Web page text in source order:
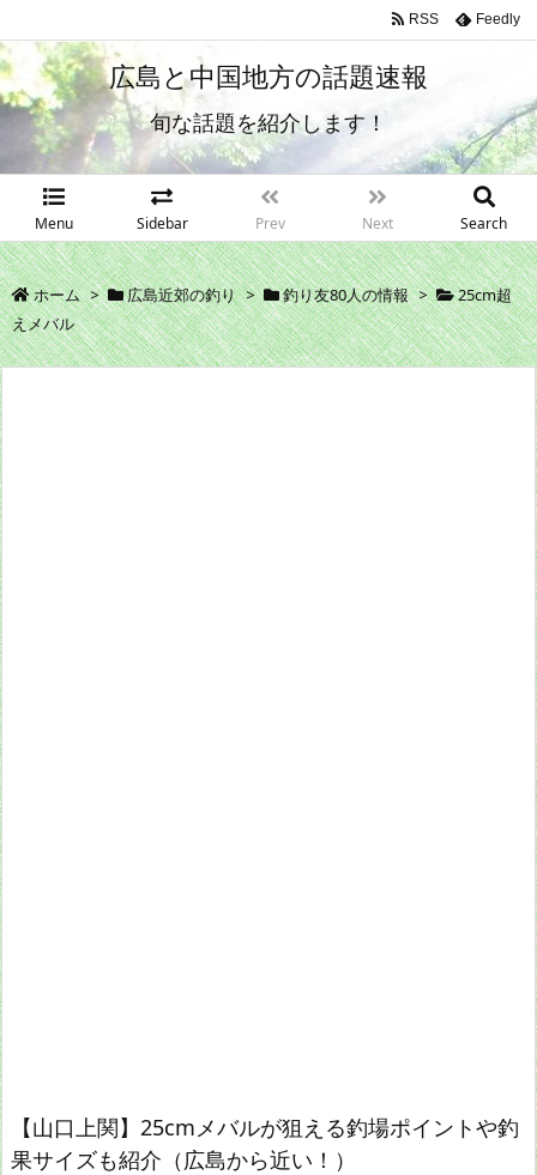
広島と中国地方の話題速報
旬な話題を紹介します！
Menu Sidebar Prev Next Search
RSS Feedly
ホーム > 広島近郊の釣り > 釣り友80人の情報 >
25cm超
えメバル
【山口上関】25cmメバルが狙える釣場ポイントや釣
果サイズも紹介（広島から近い！）